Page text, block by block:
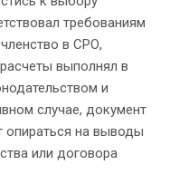
требованиям
в СРО,
выполнял в
и
случае, документ
опираться на выводы
или договора